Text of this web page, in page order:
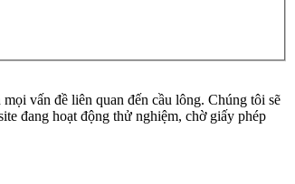
vấn đề liên quan đến cầu lông. Chúng tôi sẽ
đang hoạt động thử nghiệm, chờ giấy phép